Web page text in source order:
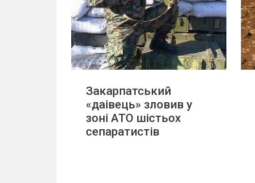
Закарпатський
«даівець» зловив у
зоні АТО шістьох
сепаратистів